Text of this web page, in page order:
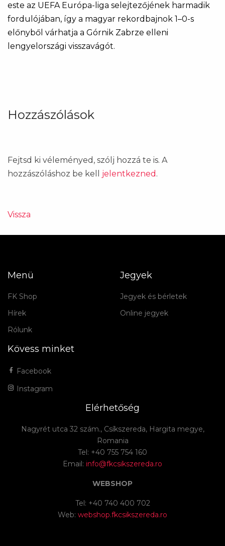
este az UEFA Európa-liga selejtezőjének harmadik
fordulójában, így a magyar rekordbajnok 1–0-s
előnyből várhatja a Górnik Zabrze elleni
lengyelországi visszavágót.
Hozzászólások
Fejtsd ki véleményed, szólj hozzá te is. A
hozzászóláshoz be kell jelentkezned .
Vissza
Menü
FK Shop
Hírek
Rólunk
Jegyek
Jegyek és bérletek
Online jegyek
Kövess minket
Facebook
Instagram
Elérhetőség
Nagyrét utca 32 szám., Csíkszereda, Hargita megye,
Romania
Tel: +40 755 754 160
Email: info@fkcsikszereda.ro
WEBSHOP
Tel: +40 740 400 702
Web: webshop.fkcsikszereda.ro